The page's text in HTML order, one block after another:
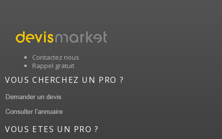
Contactez nous
Rappel gratuit
VOUS CHERCHEZ UN PRO ?
VOUS ETES UN PRO ?